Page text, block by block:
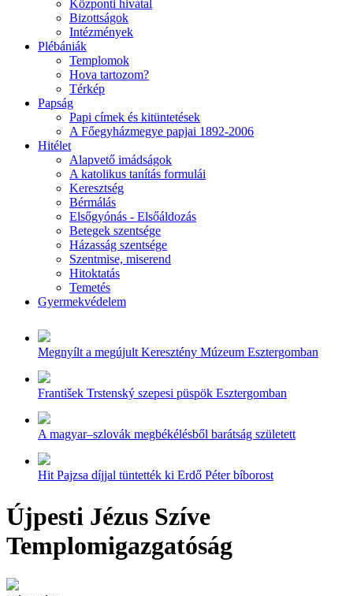
Központi hivatal
Bizottságok
Intézmények
Plébániák
Templomok
Hova tartozom?
Térkép
Papság
Papi címek és kitüntetések
A Főegyházmegye papjai 1892-2006
Hitélet
Alapvető imádságok
A katolikus tanítás formulái
Keresztség
Bérmálás
Elsőgyónás - Elsőáldozás
Betegek szentsége
Házasság szentsége
Szentmise, miserend
Hitoktatás
Temetés
Gyermekvédelem
Megnyílt a megújult Keresztény Múzeum Esztergomban
František Trstenský szepesi püspök Esztergomban
A magyar–szlovák megbékélésből barátság született
Hit Pajzsa díjjal tüntették ki Erdő Péter bíborost
Újpesti Jézus Szíve
Templomigazgatóság